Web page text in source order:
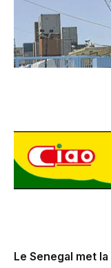
Le Senegal met